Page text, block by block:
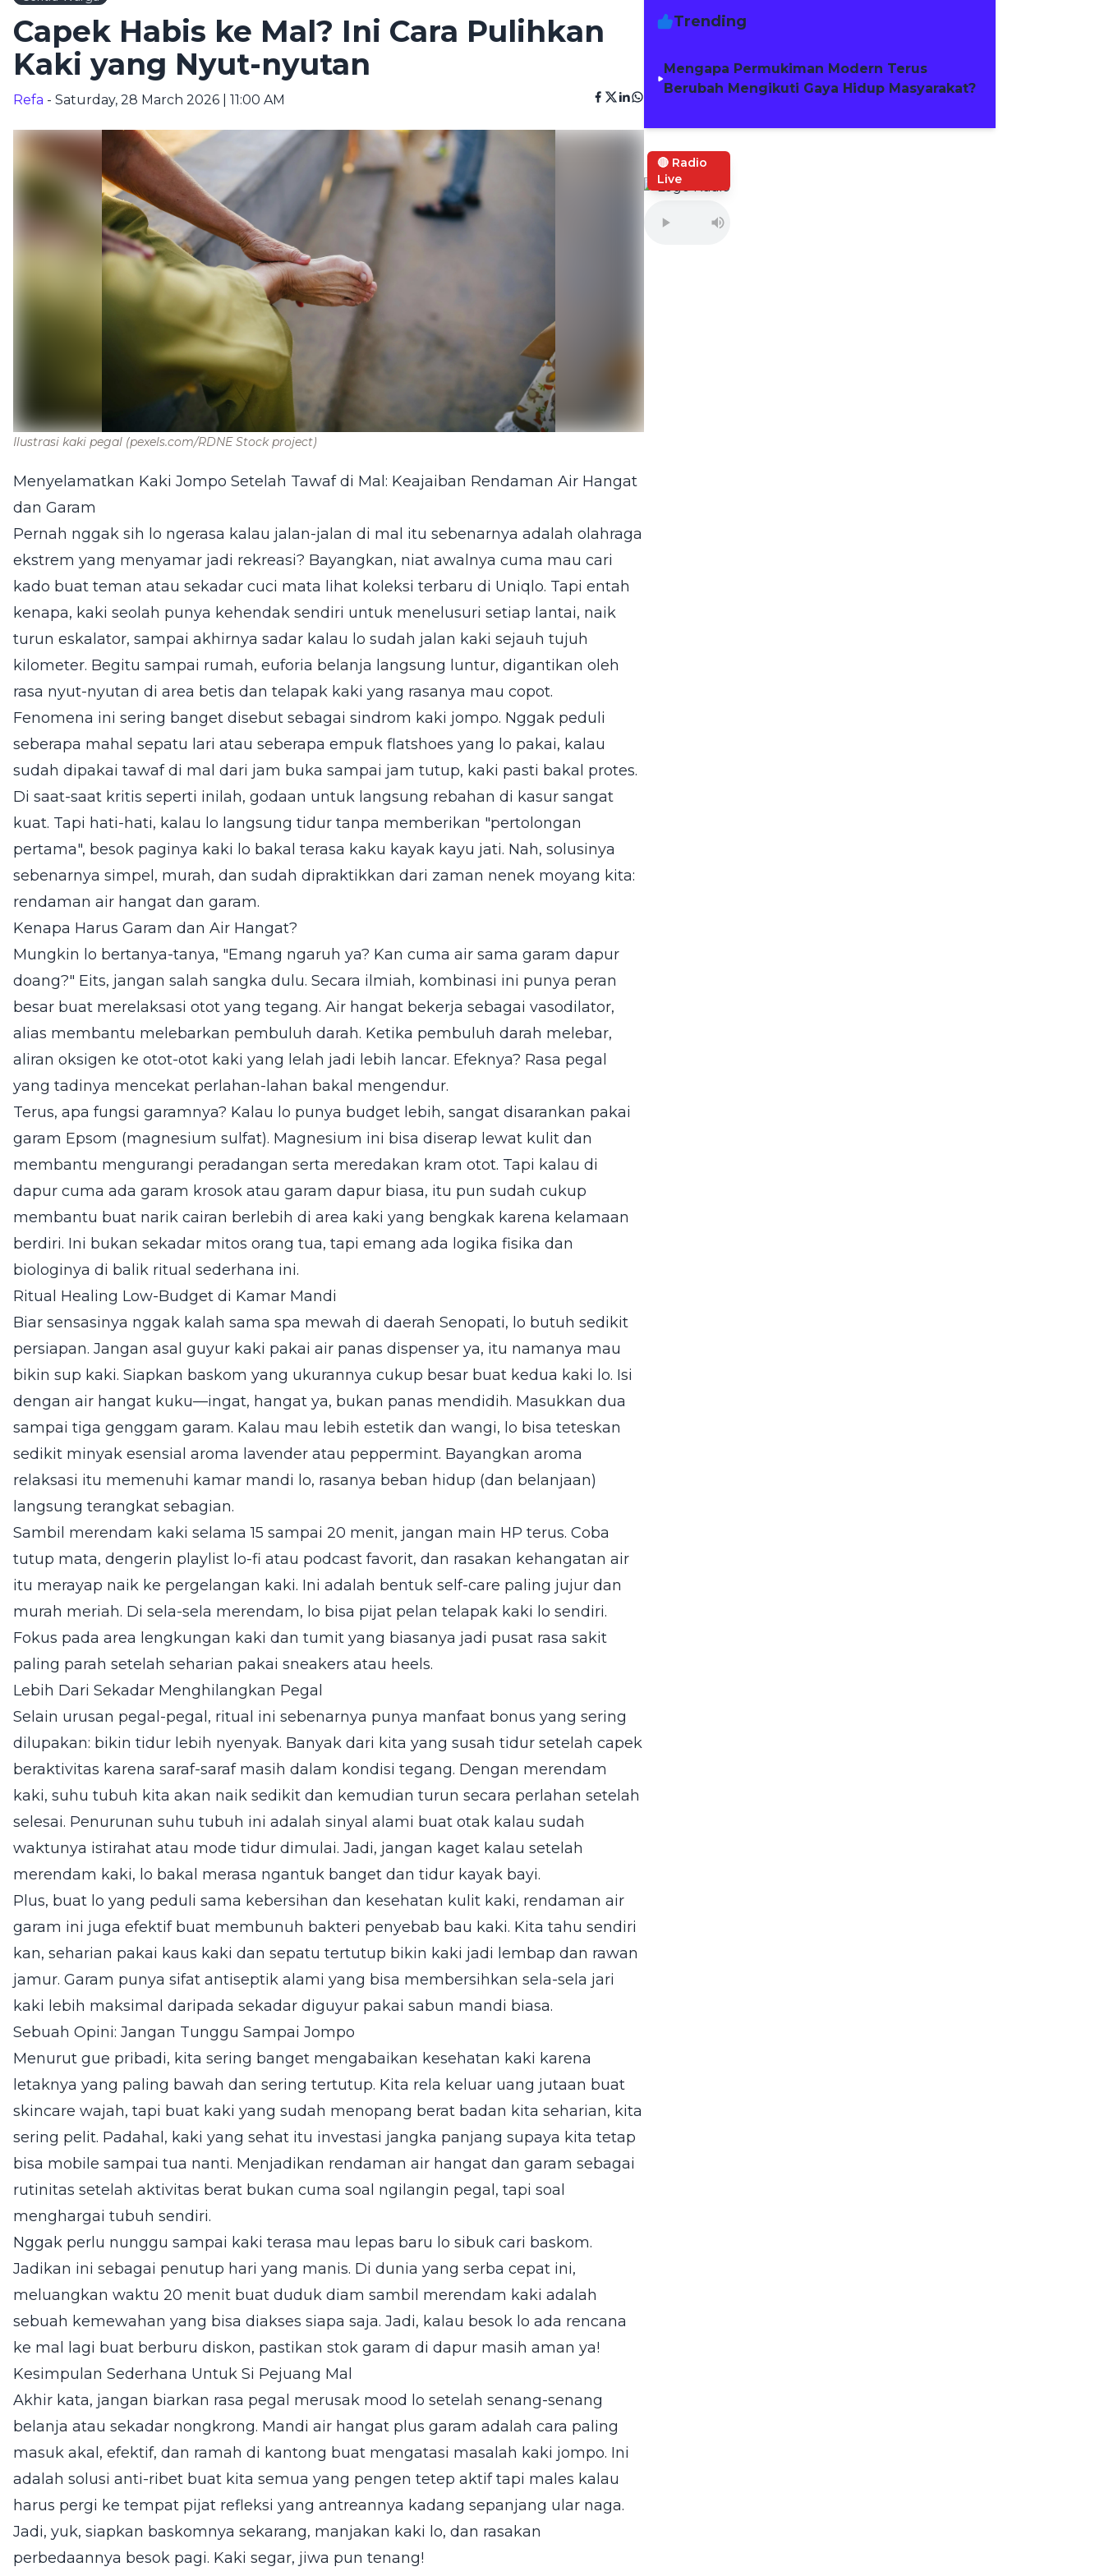
Capek Habis ke Mal? Ini Cara Pulihkan
Kaki yang Nyut-nyutan
Refa - Saturday, 28 March 2026 | 11:00 AM
Ilustrasi kaki pegal (pexels.com/RDNE Stock project)
Menyelamatkan Kaki Jompo Setelah Tawaf di Mal: Keajaiban Rendaman Air Hangat
dan Garam
Pernah nggak sih lo ngerasa kalau jalan-jalan di mal itu sebenarnya adalah olahraga
ekstrem yang menyamar jadi rekreasi? Bayangkan, niat awalnya cuma mau cari
kado buat teman atau sekadar cuci mata lihat koleksi terbaru di Uniqlo. Tapi entah
kenapa, kaki seolah punya kehendak sendiri untuk menelusuri setiap lantai, naik
turun eskalator, sampai akhirnya sadar kalau lo sudah jalan kaki sejauh tujuh
kilometer. Begitu sampai rumah, euforia belanja langsung luntur, digantikan oleh
rasa nyut-nyutan di area betis dan telapak kaki yang rasanya mau copot.
Fenomena ini sering banget disebut sebagai sindrom kaki jompo. Nggak peduli
seberapa mahal sepatu lari atau seberapa empuk flatshoes yang lo pakai, kalau
sudah dipakai tawaf di mal dari jam buka sampai jam tutup, kaki pasti bakal protes.
Di saat-saat kritis seperti inilah, godaan untuk langsung rebahan di kasur sangat
kuat. Tapi hati-hati, kalau lo langsung tidur tanpa memberikan "pertolongan
pertama", besok paginya kaki lo bakal terasa kaku kayak kayu jati. Nah, solusinya
sebenarnya simpel, murah, dan sudah dipraktikkan dari zaman nenek moyang kita:
rendaman air hangat dan garam.
Kenapa Harus Garam dan Air Hangat?
Mungkin lo bertanya-tanya, "Emang ngaruh ya? Kan cuma air sama garam dapur
doang?" Eits, jangan salah sangka dulu. Secara ilmiah, kombinasi ini punya peran
besar buat merelaksasi otot yang tegang. Air hangat bekerja sebagai vasodilator,
alias membantu melebarkan pembuluh darah. Ketika pembuluh darah melebar,
aliran oksigen ke otot-otot kaki yang lelah jadi lebih lancar. Efeknya? Rasa pegal
yang tadinya mencekat perlahan-lahan bakal mengendur.
Terus, apa fungsi garamnya? Kalau lo punya budget lebih, sangat disarankan pakai
garam Epsom (magnesium sulfat). Magnesium ini bisa diserap lewat kulit dan
membantu mengurangi peradangan serta meredakan kram otot. Tapi kalau di
dapur cuma ada garam krosok atau garam dapur biasa, itu pun sudah cukup
membantu buat narik cairan berlebih di area kaki yang bengkak karena kelamaan
berdiri. Ini bukan sekadar mitos orang tua, tapi emang ada logika fisika dan
biologinya di balik ritual sederhana ini.
Ritual Healing Low-Budget di Kamar Mandi
Biar sensasinya nggak kalah sama spa mewah di daerah Senopati, lo butuh sedikit
persiapan. Jangan asal guyur kaki pakai air panas dispenser ya, itu namanya mau
bikin sup kaki. Siapkan baskom yang ukurannya cukup besar buat kedua kaki lo. Isi
dengan air hangat kuku—ingat, hangat ya, bukan panas mendidih. Masukkan dua
sampai tiga genggam garam. Kalau mau lebih estetik dan wangi, lo bisa teteskan
sedikit minyak esensial aroma lavender atau peppermint. Bayangkan aroma
relaksasi itu memenuhi kamar mandi lo, rasanya beban hidup (dan belanjaan)
langsung terangkat sebagian.
Sambil merendam kaki selama 15 sampai 20 menit, jangan main HP terus. Coba
tutup mata, dengerin playlist lo-fi atau podcast favorit, dan rasakan kehangatan air
itu merayap naik ke pergelangan kaki. Ini adalah bentuk self-care paling jujur dan
murah meriah. Di sela-sela merendam, lo bisa pijat pelan telapak kaki lo sendiri.
Fokus pada area lengkungan kaki dan tumit yang biasanya jadi pusat rasa sakit
paling parah setelah seharian pakai sneakers atau heels.
Lebih Dari Sekadar Menghilangkan Pegal
Selain urusan pegal-pegal, ritual ini sebenarnya punya manfaat bonus yang sering
dilupakan: bikin tidur lebih nyenyak. Banyak dari kita yang susah tidur setelah capek
beraktivitas karena saraf-saraf masih dalam kondisi tegang. Dengan merendam
kaki, suhu tubuh kita akan naik sedikit dan kemudian turun secara perlahan setelah
selesai. Penurunan suhu tubuh ini adalah sinyal alami buat otak kalau sudah
waktunya istirahat atau mode tidur dimulai. Jadi, jangan kaget kalau setelah
merendam kaki, lo bakal merasa ngantuk banget dan tidur kayak bayi.
Plus, buat lo yang peduli sama kebersihan dan kesehatan kulit kaki, rendaman air
garam ini juga efektif buat membunuh bakteri penyebab bau kaki. Kita tahu sendiri
kan, seharian pakai kaus kaki dan sepatu tertutup bikin kaki jadi lembap dan rawan
jamur. Garam punya sifat antiseptik alami yang bisa membersihkan sela-sela jari
kaki lebih maksimal daripada sekadar diguyur pakai sabun mandi biasa.
Sebuah Opini: Jangan Tunggu Sampai Jompo
Menurut gue pribadi, kita sering banget mengabaikan kesehatan kaki karena
letaknya yang paling bawah dan sering tertutup. Kita rela keluar uang jutaan buat
skincare wajah, tapi buat kaki yang sudah menopang berat badan kita seharian, kita
sering pelit. Padahal, kaki yang sehat itu investasi jangka panjang supaya kita tetap
bisa mobile sampai tua nanti. Menjadikan rendaman air hangat dan garam sebagai
rutinitas setelah aktivitas berat bukan cuma soal ngilangin pegal, tapi soal
menghargai tubuh sendiri.
Nggak perlu nunggu sampai kaki terasa mau lepas baru lo sibuk cari baskom.
Jadikan ini sebagai penutup hari yang manis. Di dunia yang serba cepat ini,
meluangkan waktu 20 menit buat duduk diam sambil merendam kaki adalah
sebuah kemewahan yang bisa diakses siapa saja. Jadi, kalau besok lo ada rencana
ke mal lagi buat berburu diskon, pastikan stok garam di dapur masih aman ya!
Kesimpulan Sederhana Untuk Si Pejuang Mal
Akhir kata, jangan biarkan rasa pegal merusak mood lo setelah senang-senang
belanja atau sekadar nongkrong. Mandi air hangat plus garam adalah cara paling
masuk akal, efektif, dan ramah di kantong buat mengatasi masalah kaki jompo. Ini
adalah solusi anti-ribet buat kita semua yang pengen tetep aktif tapi males kalau
harus pergi ke tempat pijat refleksi yang antreannya kadang sepanjang ular naga.
Jadi, yuk, siapkan baskomnya sekarang, manjakan kaki lo, dan rasakan
perbedaannya besok pagi. Kaki segar, jiwa pun tenang!
Trending
Mengapa Permukiman Modern Terus
Berubah Mengikuti Gaya Hidup Masyarakat?
🔴 Radio
Live